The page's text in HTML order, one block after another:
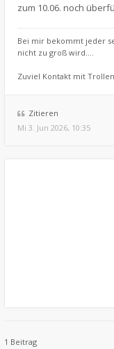
zum 10.06. noch
Bei mir bekommt jeder
nicht zu groß wird....
Zuviel Kontakt mit
Zitieren
Mi 3. Jun 2026, 10:35
1 Beitrag